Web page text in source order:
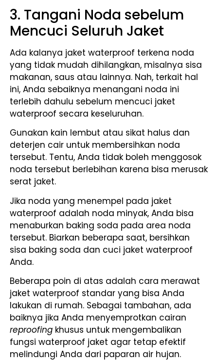
3. Tangani Noda sebelum
Mencuci Seluruh Jaket
Ada kalanya jaket waterproof terkena noda
yang tidak mudah dihilangkan, misalnya sisa
makanan, saus atau lainnya. Nah, terkait hal
ini, Anda sebaiknya menangani noda ini
terlebih dahulu sebelum mencuci jaket
waterproof secara keseluruhan.
Gunakan kain lembut atau sikat halus dan
deterjen cair untuk membersihkan noda
tersebut. Tentu, Anda tidak boleh menggosok
noda tersebut berlebihan karena bisa merusak
serat jaket.
Jika noda yang menempel pada jaket
waterproof adalah noda minyak, Anda bisa
menaburkan baking soda pada area noda
tersebut. Biarkan beberapa saat, bersihkan
sisa baking soda dan cuci jaket waterproof
Anda.
Beberapa poin di atas adalah cara merawat
jaket waterproof standar yang bisa Anda
lakukan di rumah. Sebagai tambahan, ada
baiknya jika Anda menyemprotkan cairan
reproofing khusus untuk mengembalikan
fungsi waterproof jaket agar tetap efektif
melindungi Anda dari paparan air hujan.